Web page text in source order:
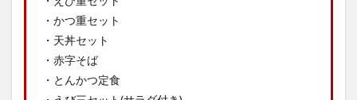
・かつ重セット
・天丼セット
・赤字そば
・とんかつ定食